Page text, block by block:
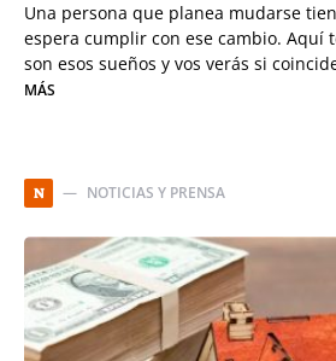
Una persona que planea mudarse
espera cumplir con ese cambio. Aquí
son esos sueños y vos verás si
MÁS
N NOTICIAS Y PRENSA